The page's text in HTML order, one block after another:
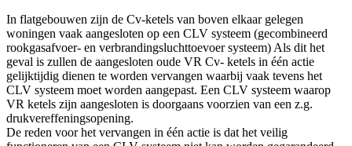
In flatgebouwen zijn de Cv-ketels van boven elkaar gelegen
woningen vaak aangesloten op een CLV systeem (gecombineerd
rookgasafvoer- en verbrandingsluchttoevoer systeem) Als dit het
geval is zullen de aangesloten oude VR Cv- ketels in één actie
gelijktijdig dienen te worden vervangen waarbij vaak tevens het
CLV systeem moet worden aangepast. Een CLV systeem waarop
VR ketels zijn aangesloten is doorgaans voorzien van een z.g.
drukvereffeningsopening.
De reden voor het vervangen in één actie is dat het veilig